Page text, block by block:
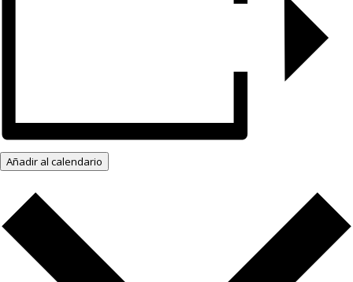
Añadir al calendario